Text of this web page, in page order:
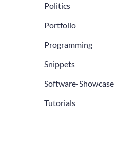
Politics
Portfolio
Programming
Snippets
Software-Showcase
Tutorials